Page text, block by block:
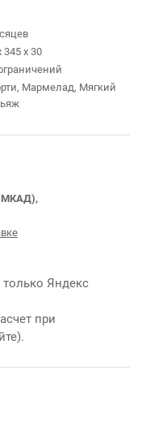
345 х 30
Мармелад, Мягкий
МКАД),
Яндекс
при